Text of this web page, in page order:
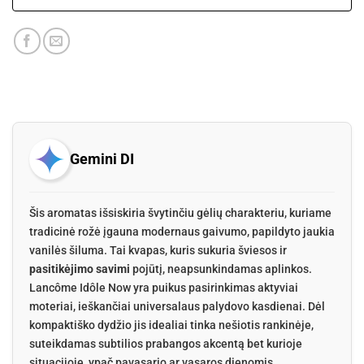
Gemini DI
Šis aromatas išsiskiria švytinčiu gėlių charakteriu, kuriame
tradicinė rožė įgauna modernaus gaivumo, papildyto jaukia
vanilės šiluma. Tai kvapas, kuris sukuria šviesos ir
pasitikėjimo savimi pojūtį, neapsunkindamas aplinkos.
Lancôme Idôle Now yra puikus pasirinkimas aktyviai
moteriai, ieškančiai universalaus palydovo kasdienai. Dėl
kompaktiško dydžio jis idealiai tinka nešiotis rankinėje,
suteikdamas subtilios prabangos akcentą bet kurioje